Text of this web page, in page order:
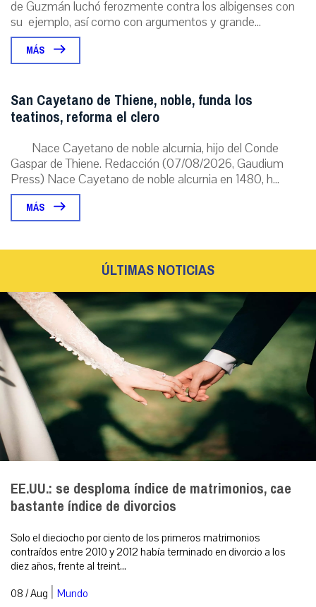
de Guzmán luchó ferozmente contra los albigenses con
su ejemplo, así como con argumentos y grande...
MÁS
San Cayetano de Thiene, noble, funda los
teatinos, reforma el clero
Nace Cayetano de noble alcurnia, hijo del Conde
Gaspar de Thiene. Redacción (07/08/2026, Gaudium
Press) Nace Cayetano de noble alcurnia en 1480, h...
MÁS
ÚLTIMAS NOTICIAS
EE.UU.: se desploma índice de matrimonios, cae
bastante índice de divorcios
Solo el dieciocho por ciento de los primeros matrimonios
contraídos entre 2010 y 2012 había terminado en divorcio a los
diez años, frente al treint...
08 / Aug | Mundo